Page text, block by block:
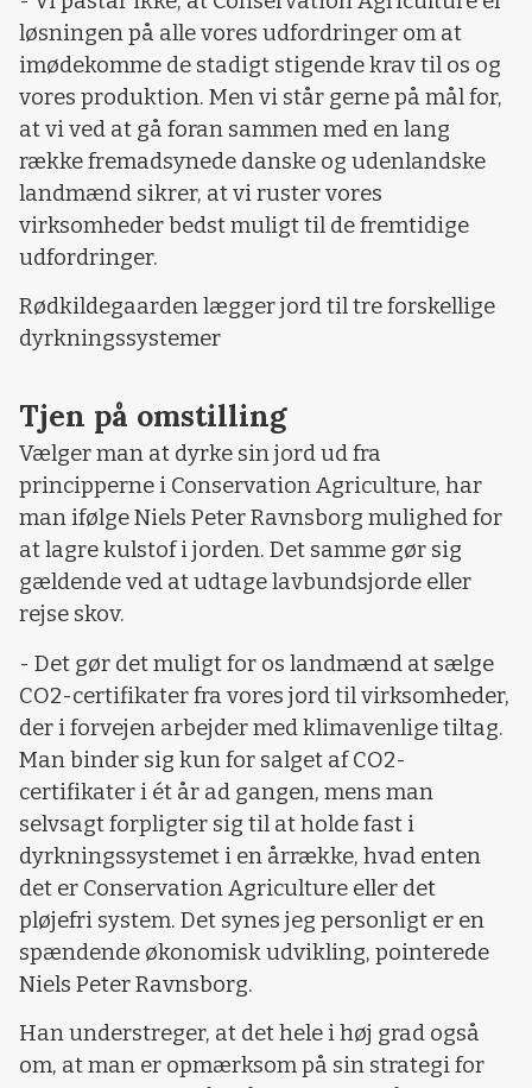
løsningen på alle vores udfordringer om at
imødekomme de stadigt stigende krav til os og
vores produktion. Men vi står gerne på mål for,
at vi ved at gå foran sammen med en lang
række fremadsynede danske og udenlandske
landmænd sikrer, at vi ruster vores
virksomheder bedst muligt til de fremtidige
udfordringer.
Rødkildegaarden lægger jord til tre forskellige
dyrkningssystemer
Tjen på omstilling
Vælger man at dyrke sin jord ud fra
principperne i Conservation Agriculture, har
man ifølge Niels Peter Ravnsborg mulighed for
at lagre kulstof i jorden. Det samme gør sig
gældende ved at udtage lavbundsjorde eller
rejse skov.
- Det gør det muligt for os landmænd at sælge
CO2-certifikater fra vores jord til virksomheder,
der i forvejen arbejder med klimavenlige tiltag.
Man binder sig kun for salget af CO2-
certifikater i ét år ad gangen, mens man
selvsagt forpligter sig til at holde fast i
dyrkningssystemet i en årrække, hvad enten
det er Conservation Agriculture eller det
pløjefri system. Det synes jeg personligt er en
spændende økonomisk udvikling, pointerede
Niels Peter Ravnsborg.
Han understreger, at det hele i høj grad også
om, at man er opmærksom på sin strategi for